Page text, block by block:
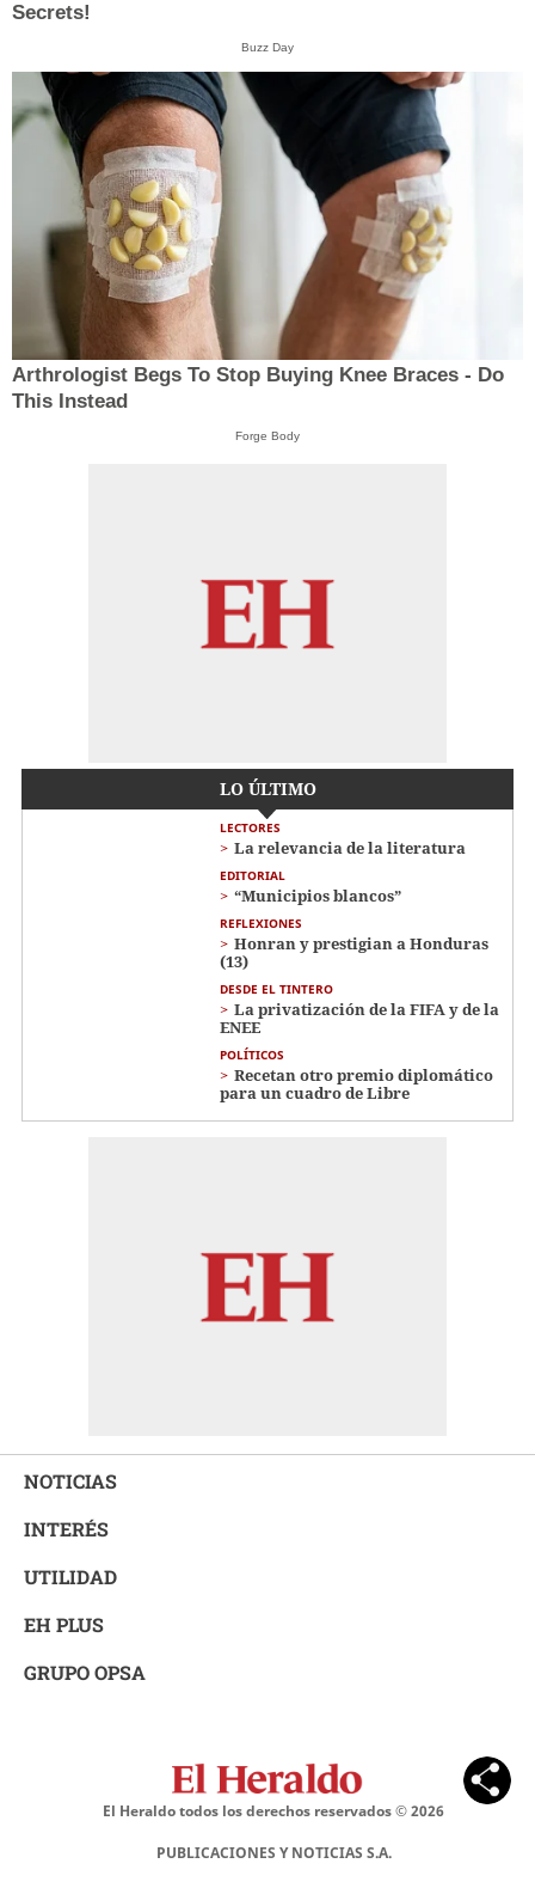
Secrets!
Buzz Day
Arthrologist Begs To Stop Buying Knee Braces - Do
This Instead
Forge Body
LO ÚLTIMO
LECTORES
La relevancia de la literatura
EDITORIAL
“Municipios blancos”
REFLEXIONES
Honran y prestigian a Honduras
(13)
DESDE EL TINTERO
La privatización de la FIFA y de la
ENEE
POLÍTICOS
Recetan otro premio diplomático
para un cuadro de Libre
NOTICIAS
INTERÉS
UTILIDAD
EH PLUS
GRUPO OPSA
El Heraldo todos los derechos reservados ©2026
PUBLICACIONES Y NOTICIAS S.A.